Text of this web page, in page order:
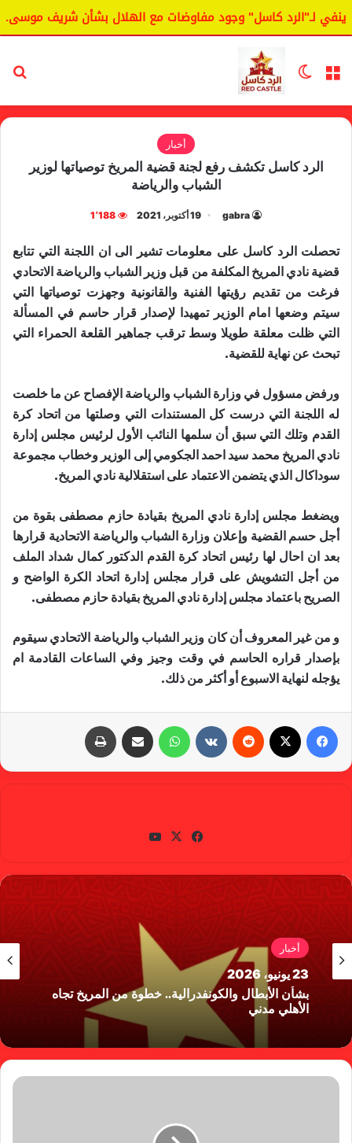
لـ"الرد كاسل" وجود مفاوضات مع الهلال بشأن شريف موسى.
القائمة الوضع المظلم
أخبار
الرد كاسل تكشف رفع لجنة قضية المريخ توصياتها لوزير
الشباب والرياضة
gabra 19 أكتوبر، 2021 1٬188
تحصلت الرد كاسل على معلومات تشير الى ان اللجنة التي تتابع
قضية نادي المريخ المكلفة من قبل وزير الشباب والرياضة الاتحادي
فرغت من تقديم رؤيتها الفنية والقانونية وجهزت توصياتها التي
سيتم وضعها امام الوزير تمهيدا لإصدار قرار حاسم في المسألة
التي ظلت معلقة طويلا وسط ترقب جماهير القلعة الحمراء التي
تبحث عن نهاية للقضية.
ورفض مسؤول في وزارة الشباب والرياضة الإفصاح عن ما خلصت
له اللجنة التي درست كل المستندات التي وصلتها من اتحاد كرة
القدم وتلك التي سبق أن سلمها النائب الأول لرئيس مجلس إدارة
نادي المريخ محمد سيد احمد الجكومي إلى الوزير وخطاب مجموعة
سوداكال الذي يتضمن الاعتماد على استقلالية نادي المريخ.
ويضغط مجلس إدارة نادي المريخ بقيادة حازم مصطفى بقوة من
أجل حسم القضية وإعلان وزارة الشباب والرياضة الاتحادية قرارها
بعد ان احال لها رئيس اتحاد كرة القدم الدكتور كمال شداد الملف
من أجل التشويش على قرار مجلس إدارة اتحاد الكرة الواضح و
الصريح باعتماد مجلس إدارة نادي المريخ بقيادة حازم مصطفى.
و من غير المعروف أن كان وزير الشباب والرياضة الاتحادي سيقوم
بإصدار قراره الحاسم في وقت وجيز وفي الساعات القادمة ام
يؤجله لنهاية الاسبوع أو أكثر من ذلك.
واتساب
في
وك
X
أخبار
23 يونيو، 2026
بشأن الأبطال والكونفدرالية.. خطوة من المريخ تجاه
الأهلي مدني